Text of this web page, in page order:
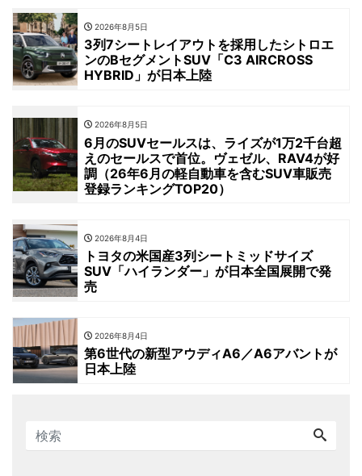
2026年8月5日
3列7シートレイアウトを採用したシトロエ
ンのBセグメントSUV「C3 AIRCROSS
HYBRID」が日本上陸
2026年8月5日
6月のSUVセールスは、ライズが1万2千台超
えのセールスで首位。ヴェゼル、RAV4が好
調（26年6月の軽自動車を含むSUV車販売
登録ランキングTOP20）
2026年8月4日
トヨタの米国産3列シートミッドサイズ
SUV「ハイランダー」が日本全国展開で発
売
2026年8月4日
第6世代の新型アウディA6／A6アバントが
日本上陸